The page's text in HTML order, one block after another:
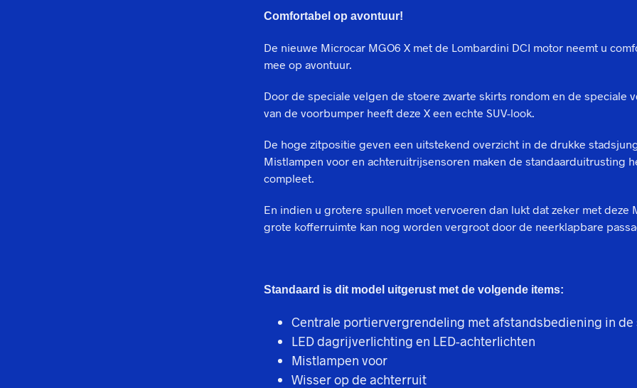
Comfortabel op avontuur!
De nieuwe Microcar MGO6 X met de Lombardini DCI motor neemt u
mee op avontuur.
Door de speciale velgen de stoere zwarte skirts rondom en de speciale
van de voorbumper heeft deze X een echte SUV-look.
De hoge zitpositie geven een uitstekend overzicht in de drukke
Mistlampen voor en achteruitrijsensoren maken de standaarduitrusting
compleet.
En indien u grotere spullen moet vervoeren dan lukt dat zeker met deze
grote kofferruimte kan nog worden vergroot door de neerklapbare
Standaard is dit model uitgerust met de volgende items:
Centrale portiervergrendeling met afstandsbediening in de
LED dagrijverlichting en LED-achterlichten
Mistlampen voor
Wisser op de achterruit